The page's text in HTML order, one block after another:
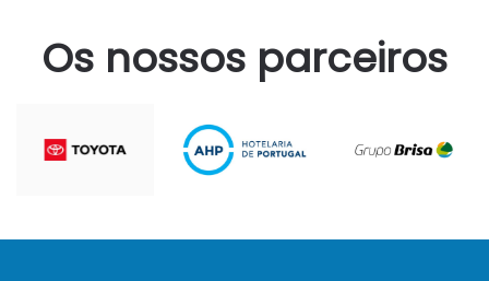
Os nossos parceiros